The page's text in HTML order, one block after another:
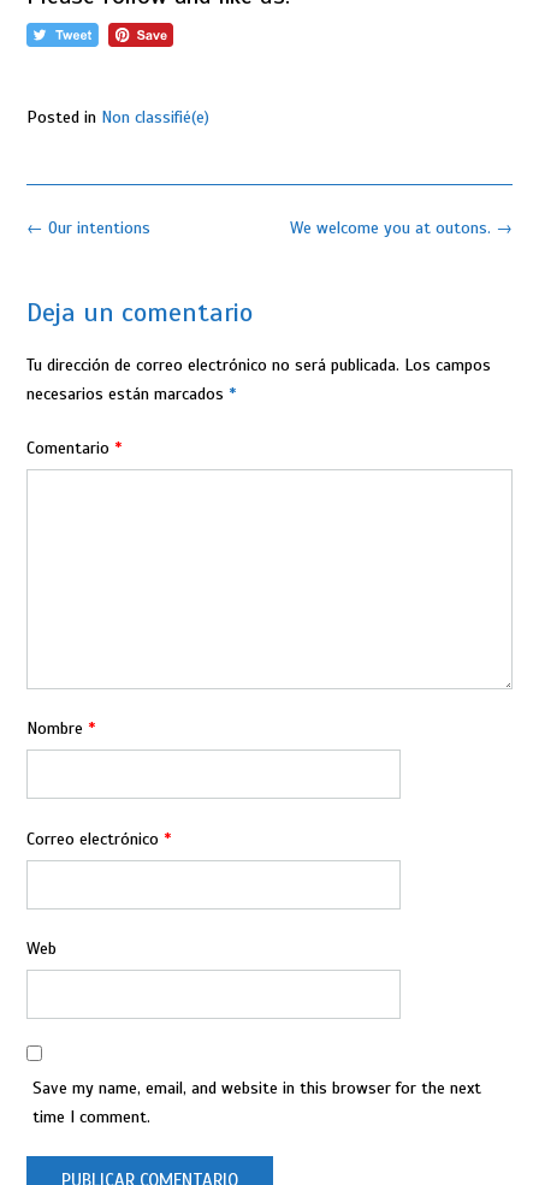
Posted in Non classifié(e)
Post
We welcome you at outons. →
← Our intentions
Deja un comentario
Tu dirección de correo electrónico no será publicada. Los campos
necesarios están marcados *
Comentario *
Nombre *
Correo electrónico *
Web
Save my name, email, and website in this browser for the next
time I comment.